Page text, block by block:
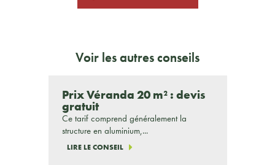
Voir les autres conseils
Prix Véranda 20 m² : devis
gratuit
Ce tarif comprend généralement la
structure en aluminium,...
LIRE LE CONSEIL